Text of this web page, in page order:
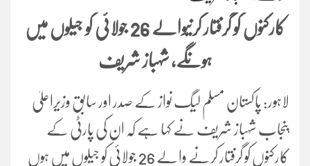
کارکنوں کو گرفتار کرنیوالے 26 جولائی کو جیلوں میں
ہونگے، شہباز شریف
لاہور: پاکستان مسلم لیگ نواز کے صدر اور سابق وزیراعلیٰ
پنجاب شہباز شریف نے کہا ہے کہ ان کی پارٹی کے
کارکنوں کو گرفتار کرنے والے 26 جولائی کو جیلوں میں ہوں